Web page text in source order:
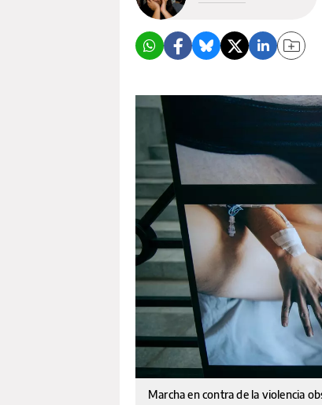
Marcha en contra de la violencia